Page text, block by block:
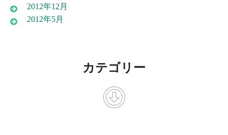
2012年12月
2012年5月
カテゴリー